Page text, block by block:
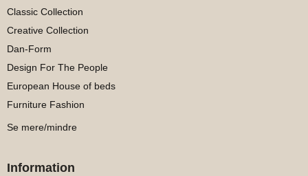
Classic Collection
Creative Collection
Dan-Form
Design For The People
European House of beds
Furniture Fashion
Se mere/mindre
Information